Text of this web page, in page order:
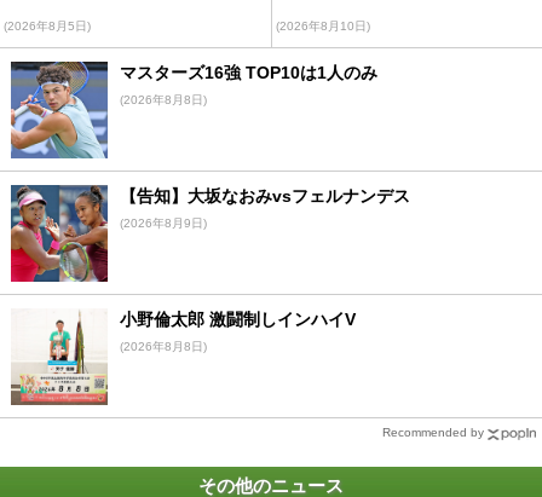
(2026年8月5日) (2026年8月10日)
マスターズ16強 TOP10は1人のみ
(2026年8月8日)
【告知】大坂なおみvsフェルナンデス
(2026年8月9日)
小野倫太郎 激闘制しインハイV
(2026年8月8日)
Recommended by
その他のニュース